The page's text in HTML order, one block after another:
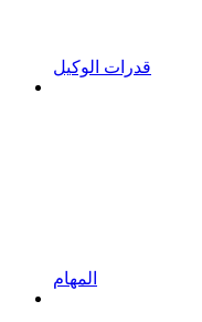
قدرات الوكيل
المهام